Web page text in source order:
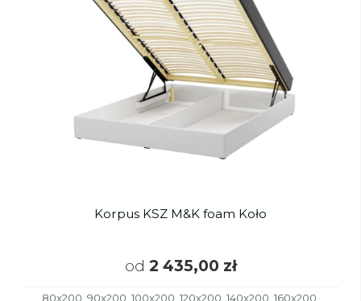
Korpus KSZ M&K foam Koło
od 2 435,00 zł
80x200, 90x200, 100x200, 120x200, 140x200, 160x200,